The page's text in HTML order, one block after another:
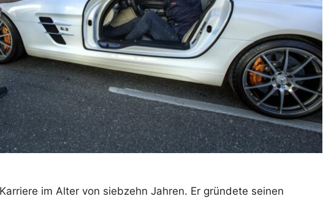
im Alter von siebzehn Jahren. Er gründete seinen